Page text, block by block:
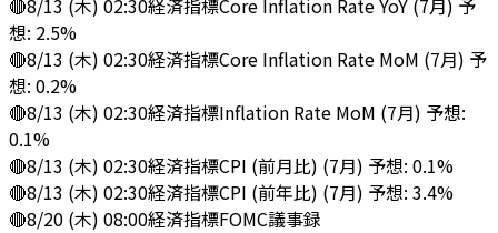
想: 2.5%
🔴8/13 (木) 02:30経済指標Core Inflation Rate MoM (7月) 予
想: 0.2%
🔴8/13 (木) 02:30経済指標Inflation Rate MoM (7月) 予想:
0.1%
🔴8/13 (木) 02:30経済指標CPI (前月比) (7月) 予想: 0.1%
🔴8/13 (木) 02:30経済指標CPI (前年比) (7月) 予想: 3.4%
🔴8/20 (木) 08:00経済指標FOMC議事録